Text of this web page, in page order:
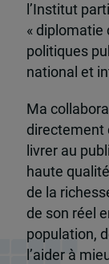
l’Institut
« diplomatie
politiques
national et
Ma
directement
livrer au
haute
de la
de son réel
population,
l’aider à